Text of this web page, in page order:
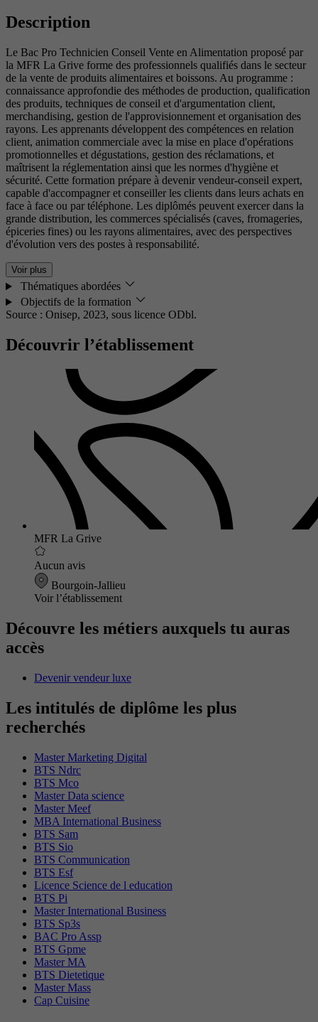
Description
Le Bac Pro Technicien Conseil Vente en Alimentation proposé par
la MFR La Grive forme des professionnels qualifiés dans le secteur
de la vente de produits alimentaires et boissons. Au programme :
connaissance approfondie des méthodes de production, qualification
des produits, techniques de conseil et d'argumentation client,
merchandising, gestion de l'approvisionnement et organisation des
rayons. Les apprenants développent des compétences en relation
client, animation commerciale avec la mise en place d'opérations
promotionnelles et dégustations, gestion des réclamations, et
maîtrisent la réglementation ainsi que les normes d'hygiène et
sécurité. Cette formation prépare à devenir vendeur-conseil expert,
capable d'accompagner et conseiller les clients dans leurs achats en
face à face ou par téléphone. Les diplômés peuvent exercer dans la
grande distribution, les commerces spécialisés (caves, fromageries,
épiceries fines) ou les rayons alimentaires, avec des perspectives
d'évolution vers des postes à responsabilité.
Voir plus
Thématiques abordées
Objectifs de la formation
Source : Onisep, 2023, sous licence ODbl.
Découvrir l’établissement
MFR La Grive
Aucun avis
Bourgoin-Jallieu
Voir l’établissement
Découvre les métiers auxquels tu auras
accès
Devenir vendeur luxe
Les intitulés de diplôme les plus
recherchés
Master Marketing Digital
BTS Ndrc
BTS Mco
Master Data science
Master Meef
MBA International Business
BTS Sam
BTS Sio
BTS Communication
BTS Esf
Licence Science de l education
BTS Pi
Master International Business
BTS Sp3s
BAC Pro Assp
BTS Gpme
Master MA
BTS Dietetique
Master Mass
Cap Cuisine